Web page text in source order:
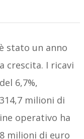
stato un anno
crescita. I ricavi
6,7%,
milioni di
operativo ha
milioni di euro